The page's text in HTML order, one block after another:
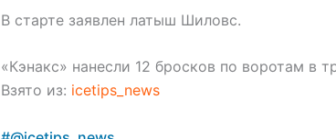
В старте заявлен латыш Шиловс.
«Кэнакс» нанесли 12 бросков по воротам в
Взято из: icetips_news